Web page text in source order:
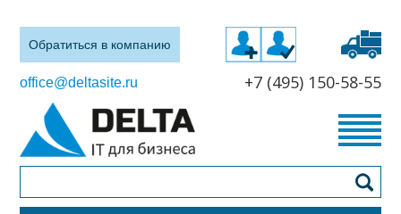
Обратиться в компанию
office@deltasite.ru +7 (495) 150-58-55